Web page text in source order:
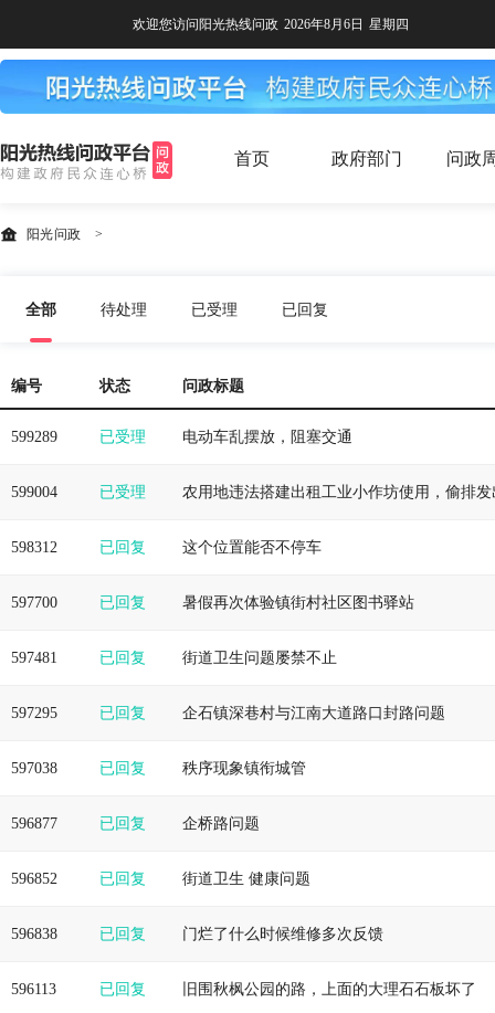
欢迎您访问阳光热线问政 2026年8月6日 星期四
首页 政府部门 问政
阳光问政 >
全部 待处理 已受理 已回复
编号 状态 问政标题
599289 已受理 电动车乱摆放，阻塞交通
599004 已受理 农用地违法搭建出租工业小作坊使用，偷排
598312 已回复 这个位置能否不停车
597700 已回复 暑假再次体验镇街村社区图书驿站
597481 已回复 街道卫生问题屡禁不止
597295 已回复 企石镇深巷村与江南大道路口封路问题
597038 已回复 秩序现象镇衔城管
596877 已回复 企桥路问题
596852 已回复 街道卫生 健康问题
596838 已回复 门烂了什么时候维修多次反馈
596113 已回复 旧围秋枫公园的路，上面的大理石石板坏了